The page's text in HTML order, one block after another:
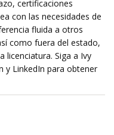
certificaciones
con las necesidades de
fluida a otros
como fuera del estado,
licenciatura. Siga a Ivy
y LinkedIn para obtener